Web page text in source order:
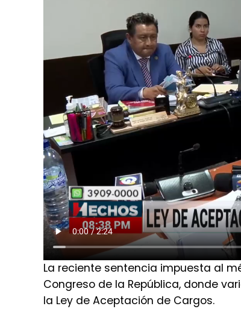
La reciente sentencia impuesta al
Congreso de la República, donde
la Ley de Aceptación de Cargos.
El diputado Héctor Aldana explicó
Internacional Contra la Impunidad
su aplicación ha sido cuestionada.